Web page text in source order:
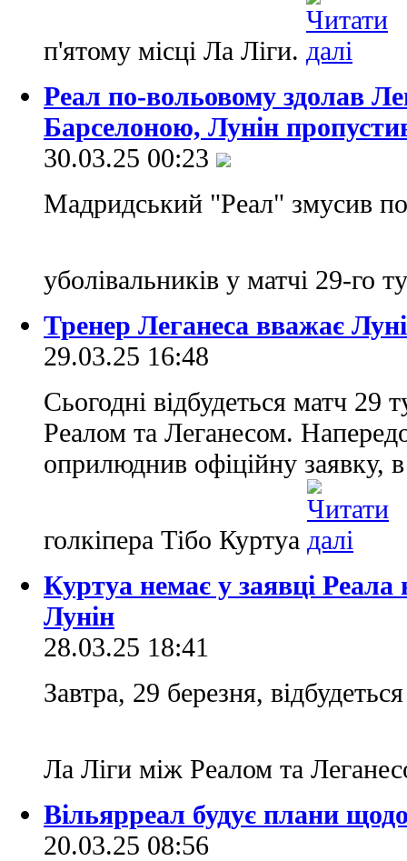
п'ятому місці Ла Ліги.
Реал по-вольовому здолав
Барселоною, Лунін
30.03.25 00:23
Мадридський "Реал" змусив
уболівальників у матчі 29-го
Тренер Леганеса вважає
29.03.25 16:48
Сьогодні відбудеться матч 29
Реалом та Леганесом.
оприлюднив офіційну заявку,
голкіпера Тібо Куртуа
Куртуа немає у заявці Реала
Лунін
28.03.25 18:41
Завтра, 29 березня,
Ла Ліги між Реалом та
Вільярреал будує плани
20.03.25 08:56